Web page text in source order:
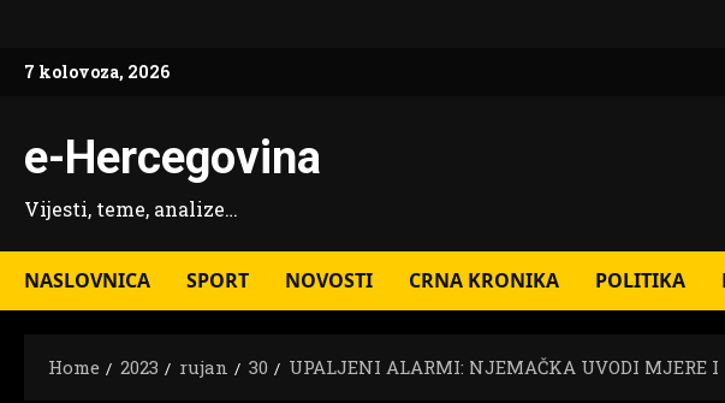
content
7 kolovoza, 2026
e-Hercegovina
Vijesti, teme, analize…
NASLOVNICA SPORT NOVOSTI CRNA KRONIKA POLITIKA
Home 2023 rujan 30 UPALJENI ALARMI: NJEMAČKA UVODI MJERE I